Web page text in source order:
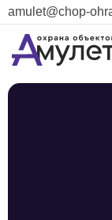
amulet@chop-